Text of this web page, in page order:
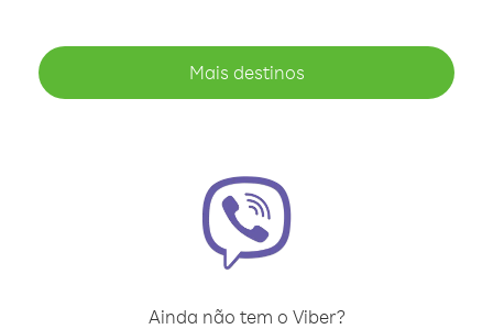
Mais destinos
Ainda não tem o Viber?